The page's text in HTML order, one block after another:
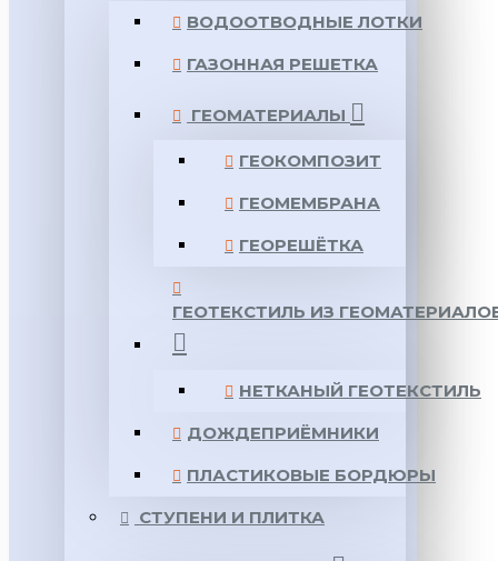
ВОДООТВОДНЫЕ ЛОТКИ
ГАЗОННАЯ РЕШЕТКА
ГЕОМАТЕРИАЛЫ
ГЕОКОМПОЗИТ
ГЕОМЕМБРАНА
ГЕОРЕШЁТКА
ГЕОТЕКСТИЛЬ ИЗ
НЕТКАНЫЙ ГЕОТЕКСТИЛЬ
ДОЖДЕПРИЁМНИКИ
ПЛАСТИКОВЫЕ БОРДЮРЫ
СТУПЕНИ И ПЛИТКА